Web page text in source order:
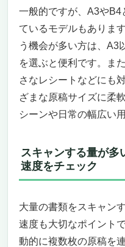
一般的ですが、A3やB4
ているモデルもありま
う機会が多い方は、A3
を選ぶと便利です。ま
さなレシートなどにも
ざまな原稿サイズに柔
シーンや日常の幅広い
スキャンする量が多
速度をチェック
大量の書類をスキャン
速度も大切なポイント
動的に複数枚の原稿を